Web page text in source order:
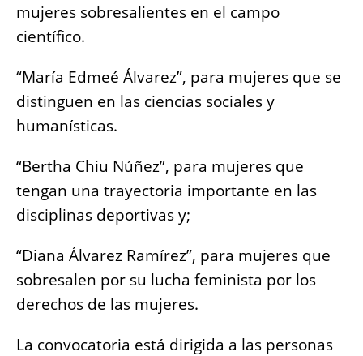
mujeres sobresalientes en el campo
científico.
“María Edmeé Álvarez”, para mujeres que se
distinguen en las ciencias sociales y
humanísticas.
“Bertha Chiu Núñez”, para mujeres que
tengan una trayectoria importante en las
disciplinas deportivas y;
“Diana Álvarez Ramírez”, para mujeres que
sobresalen por su lucha feminista por los
derechos de las mujeres.
La convocatoria está dirigida a las personas